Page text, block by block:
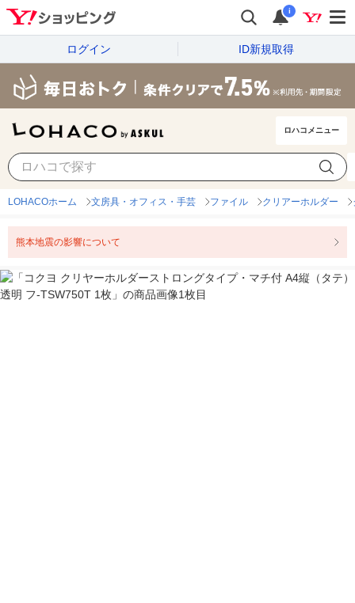
i
ログイン ID新規取得
ロハコメニュー
LOHACOホーム 文房具・オフィス・手芸 ファイル クリアーホルダー
熊本地震の影響について